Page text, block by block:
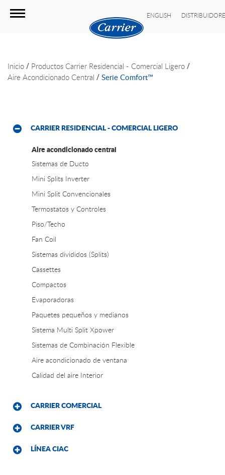
ENGLISH
Inicio / Productos Carrier Residencial - Comercial Ligero /
Aire Acondicionado Central / Serie Comfort™
CARRIER RESIDENCIAL - COMERCIAL LIGERO
Aire acondicionado central
Sistemas de Ducto
Mini Splits Inverter
Mini Split Convencionales
Termostatos y Controles
Piso/Techo
Fan Coil
Sistemas divididos (Splits)
Cassettes
Compactos
Evaporadoras
Paquetes pequeños y medianos
Sistema Multi Split Xpower
Sistemas de Combinación Flexible
Aire acondicionado de ventana
Calidad del aire Interior
CARRIER COMERCIAL
CARRIER VRF
LÍNEA CIAC